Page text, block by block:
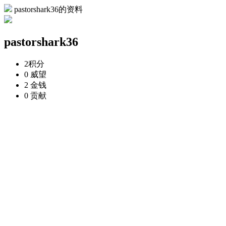
pastorshark36的资料
pastorshark36
2积分
0 威望
2 金钱
0 贡献